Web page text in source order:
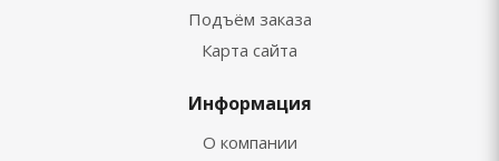
Подъём заказа
Карта сайта
Информация
О компании